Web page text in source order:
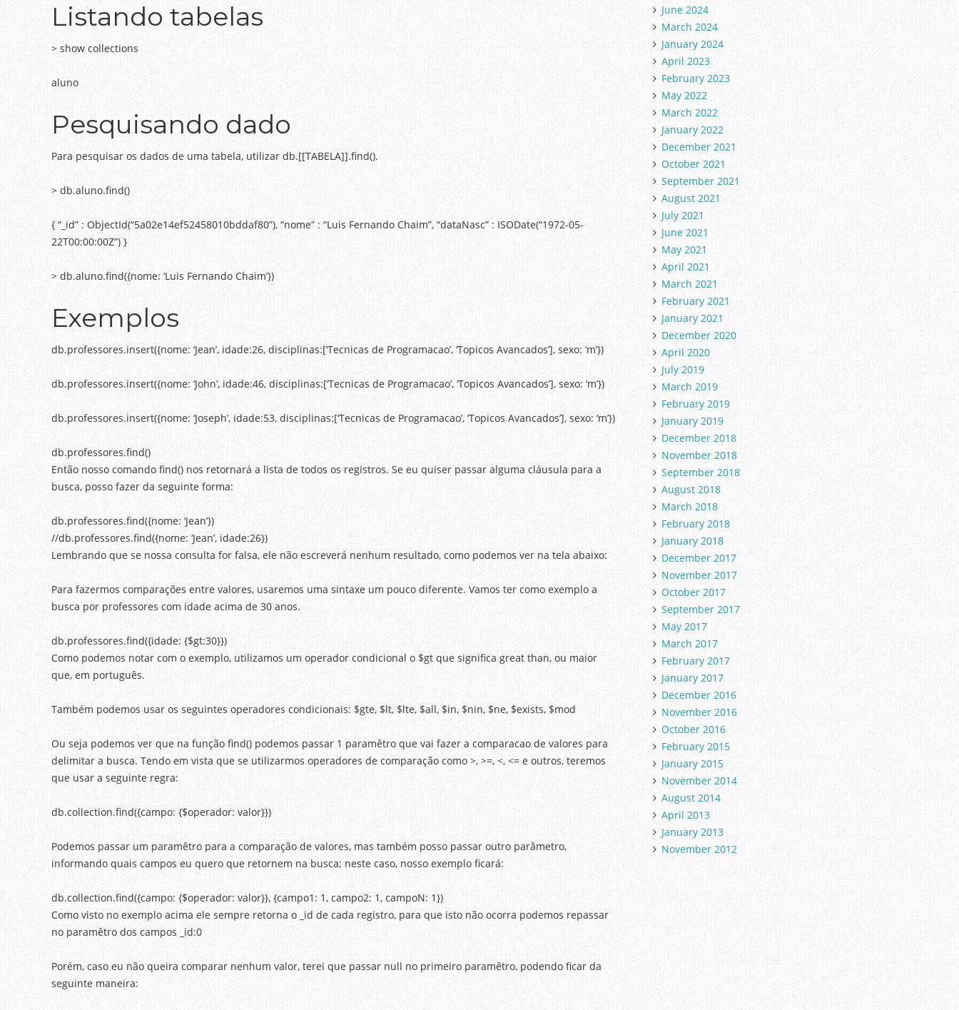
Listando tabelas
> show collections
aluno
Pesquisando dado
Para pesquisar os dados de uma tabela, utilizar db.[[TABELA]].find().
> db.aluno.find()
{ “_id” : ObjectId(“5a02e14ef52458010bddaf80”), “nome” : “Luis Fernando Chaim”, “dataNasc” : ISODate(“1972-05-
22T00:00:00Z”) }
> db.aluno.find({nome: ‘Luis Fernando Chaim’})
Exemplos
db.professores.insert({nome: ‘Jean’, idade:26, disciplinas:[‘Tecnicas de Programacao’, ‘Topicos Avancados’], sexo: ‘m’})
db.professores.insert({nome: ‘John’, idade:46, disciplinas:[‘Tecnicas de Programacao’, ‘Topicos Avancados’], sexo: ‘m’})
db.professores.insert({nome: ‘Joseph’, idade:53, disciplinas:[‘Tecnicas de Programacao’, ‘Topicos Avancados’], sexo: ‘m’})
db.professores.find()
Então nosso comando find() nos retornará a lista de todos os registros. Se eu quiser passar alguma cláusula para a
busca, posso fazer da seguinte forma:
db.professores.find({nome: ‘Jean’})
//db.professores.find({nome: ‘Jean’, idade:26})
Lembrando que se nossa consulta for falsa, ele não escreverá nenhum resultado, como podemos ver na tela abaixo:
Para fazermos comparações entre valores, usaremos uma sintaxe um pouco diferente. Vamos ter como exemplo a
busca por professores com idade acima de 30 anos.
db.professores.find({idade: {$gt:30}})
Como podemos notar com o exemplo, utilizamos um operador condicional o $gt que significa great than, ou maior
que, em português.
Também podemos usar os seguintes operadores condicionais: $gte, $lt, $lte, $all, $in, $nin, $ne, $exists, $mod
Ou seja podemos ver que na função find() podemos passar 1 paramêtro que vai fazer a comparacao de valores para
delimitar a busca. Tendo em vista que se utilizarmos operadores de comparação como >, >=, <, <= e outros, teremos
que usar a seguinte regra:
db.collection.find({campo: {$operador: valor}})
Podemos passar um paramêtro para a comparação de valores, mas também posso passar outro parâmetro,
informando quais campos eu quero que retornem na busca; neste caso, nosso exemplo ficará:
db.collection.find({campo: {$operador: valor}}, {campo1: 1, campo2: 1, campoN: 1})
Como visto no exemplo acima ele sempre retorna o _id de cada registro, para que isto não ocorra podemos repassar
no paramêtro dos campos _id:0
Porém, caso eu não queira comparar nenhum valor, terei que passar null no primeiro paramêtro, podendo ficar da
seguinte maneira:
June 2024
March 2024
January 2024
April 2023
February 2023
May 2022
March 2022
January 2022
December 2021
October 2021
September 2021
August 2021
July 2021
June 2021
May 2021
April 2021
March 2021
February 2021
January 2021
December 2020
April 2020
July 2019
March 2019
February 2019
January 2019
December 2018
November 2018
September 2018
August 2018
March 2018
February 2018
January 2018
December 2017
November 2017
October 2017
September 2017
May 2017
March 2017
February 2017
January 2017
December 2016
November 2016
October 2016
February 2015
January 2015
November 2014
August 2014
April 2013
January 2013
November 2012